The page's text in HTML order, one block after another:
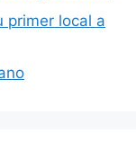
primer local a